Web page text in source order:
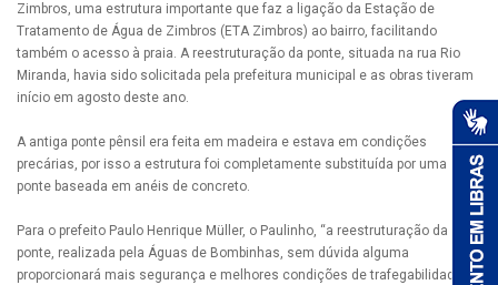
Zimbros, uma estrutura importante que faz a ligação da Estação de
Tratamento de Água de Zimbros (ETA Zimbros) ao bairro, facilitando
também o acesso à praia. A reestruturação da ponte, situada na rua Rio
Miranda, havia sido solicitada pela prefeitura municipal e as obras tiveram
início em agosto deste ano.
A antiga ponte pênsil era feita em madeira e estava em condições
precárias, por isso a estrutura foi completamente substituída por uma
ponte baseada em anéis de concreto.
Para o prefeito Paulo Henrique Müller, o Paulinho, “a reestruturação da
ponte, realizada pela Águas de Bombinhas, sem dúvida alguma
proporcionará mais segurança e melhores condições de trafegabilidade